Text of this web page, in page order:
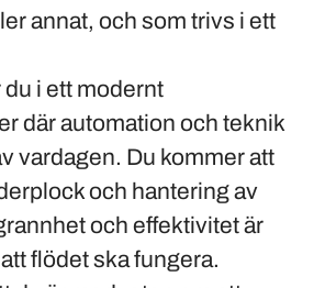
annat, och som trivs i ett
i ett modernt
där automation och teknik
vardagen. Du kommer att
och hantering av
och effektivitet är
flödet ska fungera.